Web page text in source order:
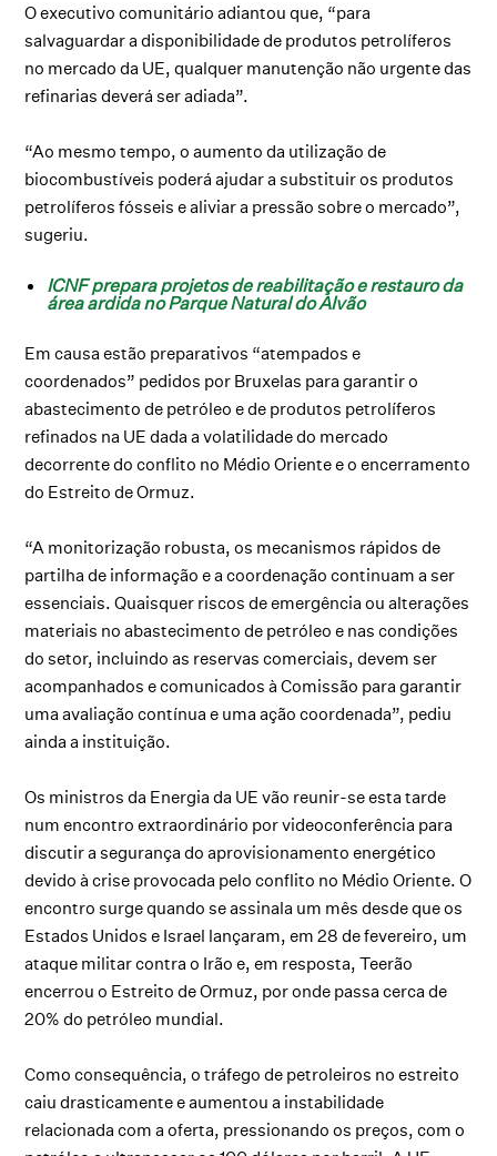
O executivo comunitário adiantou que, “para
salvaguardar a disponibilidade de produtos petrolíferos
no mercado da UE, qualquer manutenção não urgente das
refinarias deverá ser adiada”.
“Ao mesmo tempo, o aumento da utilização de
biocombustíveis poderá ajudar a substituir os produtos
petrolíferos fósseis e aliviar a pressão sobre o mercado”,
sugeriu.
ICNF prepara projetos de reabilitação e restauro da
área ardida no Parque Natural do Alvão
Em causa estão preparativos “atempados e
coordenados” pedidos por Bruxelas para garantir o
abastecimento de petróleo e de produtos petrolíferos
refinados na UE dada a volatilidade do mercado
decorrente do conflito no Médio Oriente e o encerramento
do Estreito de Ormuz.
“A monitorização robusta, os mecanismos rápidos de
partilha de informação e a coordenação continuam a ser
essenciais. Quaisquer riscos de emergência ou alterações
materiais no abastecimento de petróleo e nas condições
do setor, incluindo as reservas comerciais, devem ser
acompanhados e comunicados à Comissão para garantir
uma avaliação contínua e uma ação coordenada”, pediu
ainda a instituição.
Os ministros da Energia da UE vão reunir-se esta tarde
num encontro extraordinário por videoconferência para
discutir a segurança do aprovisionamento energético
devido à crise provocada pelo conflito no Médio Oriente. O
encontro surge quando se assinala um mês desde que os
Estados Unidos e Israel lançaram, em 28 de fevereiro, um
ataque militar contra o Irão e, em resposta, Teerão
encerrou o Estreito de Ormuz, por onde passa cerca de
20% do petróleo mundial.
Como consequência, o tráfego de petroleiros no estreito
caiu drasticamente e aumentou a instabilidade
relacionada com a oferta, pressionando os preços, com o